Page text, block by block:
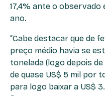
17,4% ante o
ano.
“Cabe destacar que de
preço médio havia se
tonelada (logo depois
de quase US$ 5 mil por
para logo baixar a US$